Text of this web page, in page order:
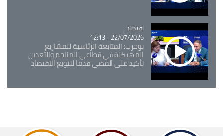
Catégorie
اقتصاد
22/07/2026 - 12:13
بوحرب: المتابعة الرئاسية للمشاريع
المهيكلة في قطاعي المناجم والتعدين
تأكيد على المضي قدما لتنويع الاقتصاد